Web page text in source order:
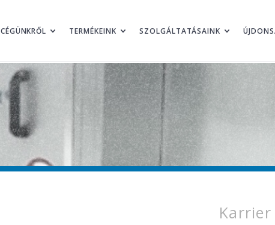
CÉGÜNKRŐL TERMÉKEINK SZOLGÁLTATÁSAINK
Karrier